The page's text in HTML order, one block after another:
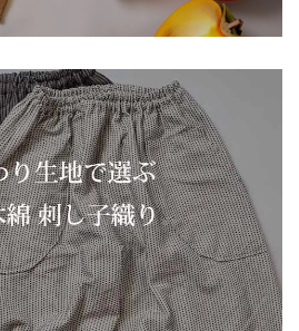
笑）。 でも
の「まずやっ
ジ精神こそ
、 UZUiROの
づくりや環境
くりを支えて
ます。 👕
作 ボートネッ
Tシャツも、そ
な“やってみる
社”から生まれ
1枚。 残暑も